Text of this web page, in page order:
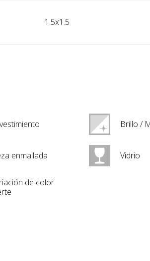
1.5x1.5
Brillo /
enmallada Vidrio
de color